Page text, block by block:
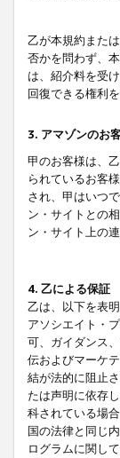
乙が本規約また
否かを問わず、
は、紹介料を受
回復できる権利
3. アマゾンのお
甲のお客様は、
られているお客
され、甲はいつ
ン・サイトとの
ン・サイト上の
4. 乙による保証
乙は、以下を表
アソシエイト・
可、ガイダンス
伝およびマーケ
結が法的に阻止
たは声明に依存
科されている場
国の法律と同じ
ログラムに関し